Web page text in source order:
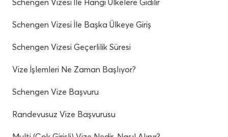
Schengen Vizesi İle Hangi Ülkelere Gidilir
Schengen Vizesi İle Başka Ülkeye Giriş
Schengen Vizesi Geçerlilik Süresi
Vize İşlemleri Ne Zaman Başlıyor?
Schengen Vize Başvuru
Randevusuz Vize Başvurusu